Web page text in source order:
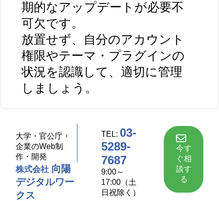
期的なアップデートが必要不
可欠です。
放置せず、自分のアカウント
権限やテーマ・プラグインの
状況を認識して、適切に管理
しましょう。
大学・官公庁・
企業のWeb制
作・開発
株式会社 向陽
デジタルワー
クス
TEL: 03-
5289-
7687
9:00～
17:00（土
日祝除く）
今す
ぐ相
談す
る